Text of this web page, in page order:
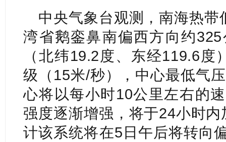
中央气象台观测，南海热
湾省鹅銮鼻南偏西方向约
（北纬19.2度、东经119.6
级（15米/秒），中心最低气
心将以每小时10公里左右的
强度逐渐增强，将于24小时
计该系统将在5日午后将转向